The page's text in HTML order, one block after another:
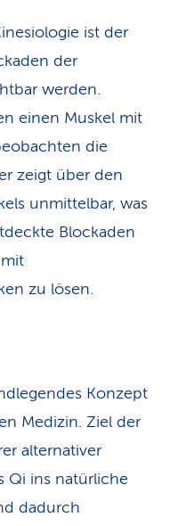
von der
ist der
der
werden.
einen Muskel mit
die
zeigt über den
unmittelbar, was
Blockaden
zu lösen.
Konzept
Medizin. Ziel der
alternativer
Qi ins natürliche
dadurch